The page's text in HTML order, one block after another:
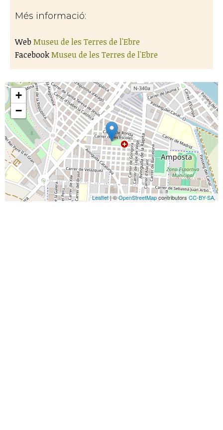
Més informació:
WebMuseu de les Terres de l'Ebre
FacebookMuseu de les Terres de l'Ebre
+
−
Leaflet| ©OpenStreetMapcontributors CC-BY-SA,